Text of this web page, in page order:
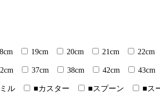
19cm 20cm 21cm 22cm
37cm 38cm 42cm 43cm
ル ■カスター ■スプーン ■ス